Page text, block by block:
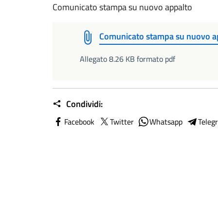
Comunicato stampa su nuovo appalto
Comunicato stampa su nuovo
Allegato 8.26 KB formato pdf
Condividi:
Facebook Twitter Whatsapp